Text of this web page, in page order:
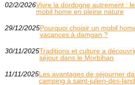
02/2/2026Vivre la dordogne autrement :
mobil home en pleine nature
29/12/2025Pourquoi choisir un mobil
vacances à damgan ?
30/11/2025Traditions et culture a
séjour dans le Morbihan
11/11/2025Les avantages de séjourner
camping à saint-julien-des-